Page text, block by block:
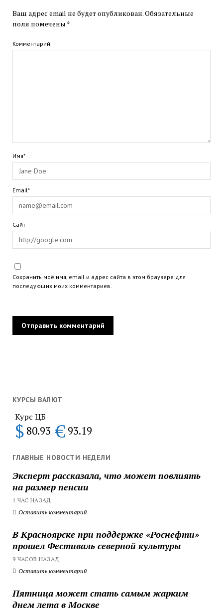
КУРСЫ ВАЛЮТ
Курс ЦБ
$ 80.93 € 93.19
ГЛАВНЫЕ НОВОСТИ НЕДЕЛИ
Эксперт рассказала, что может повлиять
на размер пенсии
1 ЧАС НАЗАД
Оставить комментарий
В Красноярске при поддержке «Роснефти»
прошел Фестиваль северной культуры
9 ЧАСОВ НАЗАД
Оставить комментарий
Пятница может стать самым жарким
днем лета в Москве
Ваш адрес email не будет опубликован.Обязательные
поля помечены *
Комментарий
Имя*
Email*
Сайт
Сохранить моё имя, email и адрес сайта в этом браузере для
последующих моих комментариев.